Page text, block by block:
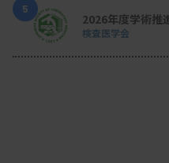
5
2026年度学術推
検査医学会